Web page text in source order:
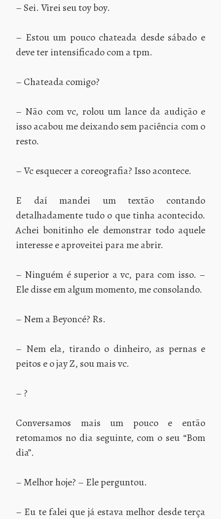
– Sei. Virei seu toy boy.
– Estou um pouco chateada desde sábado e
deve ter intensificado com a tpm.
– Chateada comigo?
– Não com vc, rolou um lance da audição e
isso acabou me deixando sem paciência com o
resto.
– Vc esquecer a coreografia? Isso acontece.
E daí mandei um textão contando
detalhadamente tudo o que tinha acontecido.
Achei bonitinho ele demonstrar todo aquele
interesse e aproveitei para me abrir.
– Ninguém é superior a vc, para com isso. –
Ele disse em algum momento, me consolando.
– Nem a Beyoncé? Rs.
– Nem ela, tirando o dinheiro, as pernas e
peitos e o jay Z, sou mais vc.
– ?
Conversamos mais um pouco e então
retomamos no dia seguinte, com o seu “Bom
dia”.
– Melhor hoje? – Ele perguntou.
– Eu te falei que já estava melhor desde terça